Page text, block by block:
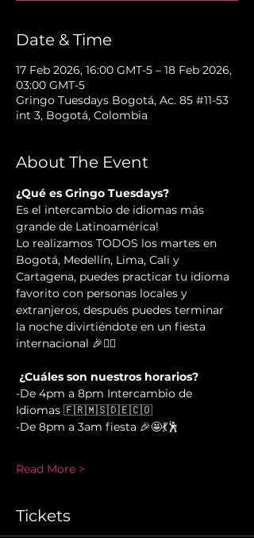
Date & Time
17 Feb 2026, 16:00 GMT-5 – 18 Feb 2026,
03:00 GMT-5
Gringo Tuesdays Bogotá, Ac. 85 #11-53
int 3, Bogotá, Colombia
About The Event
¿Qué es Gringo Tuesdays?
Es el intercambio de idiomas más
grande de Latinoamérica!
Lo realizamos TODOS los martes en
Bogotá, Medellín, Lima, Cali y
Cartagena, puedes practicar tu idioma
favorito con personas locales y
extranjeros, después puedes terminar
la noche divirtiéndote en un fiesta
internacional 🎉✌🏻
¿Cuáles son nuestros horarios?
-De 4pm a 8pm Intercambio de
Idiomas 🇫🇷🇲🇸🇩🇪🇨🇴
-De 8pm a 3am fiesta 🎉🤩💃🕺
Read More >
Tickets